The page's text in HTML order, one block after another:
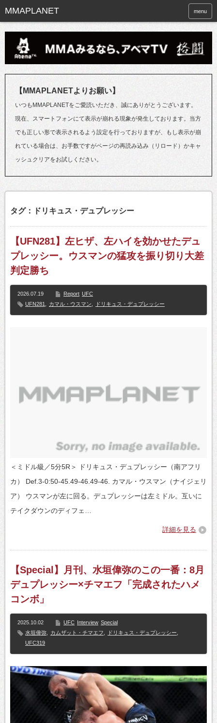
menu
【MMAPLANETよりお願い】
いつもMMAPLANETをご愛読いただき、誠にありがとうございます。
現在、スマートフォンにて表示が崩れる現象が発生しております。当方
でも正しい形で表示されるよう設定を行っておりますが、もし表示が崩
れている場合は、お手数ですがページの再読み込み（リロード）かキャ
ッシュクリアをお試しください。
タグ：ドリキュス・デュプレッシー
【UFN281】左ヒザ、左ハイを効かせたデュ
プレッシー。ウスマンの猛攻を振り切り大差
判定勝ち
2026.07.19 Report UFC
UFN281
カマル・ウスマン ドリキュス・デュプレッシー
＜ミドル級／5分5R＞ ドリキュス・デュプレッシー（南アフリ
カ） Def.3-0:50-45.49-46.49-46. カマル・ウスマン（ナイジェリ
ア） ウスマンが左に回る。デュプレッシーは左ミドル。互いに
テイクダウンのディフェ…
詳細を見る
【Special】月刊、水垣偉弥のこの一番：8月
デュプレッシー×チマエフ「完成されたハメ
コンボ」
2025.10.02 UFC Interview Special
水垣偉弥
カムザット・チマエフ ドリキュス・デュプレッシー
UFC319